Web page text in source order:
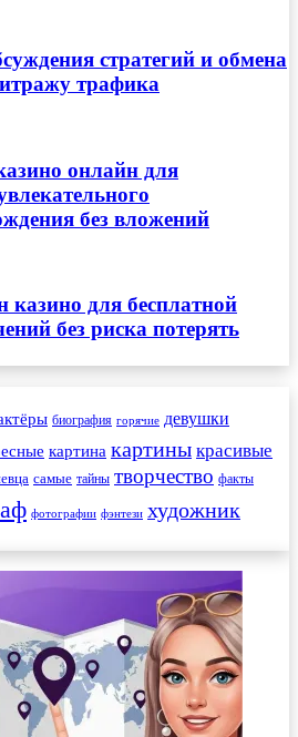
стратегий и обмена
трафика
онлайн для
без вложений
для бесплатной
без риска потерять
биография горячие девушки
картина картины красивые
самые тайны творчество факты
фотографии фэнтези художник